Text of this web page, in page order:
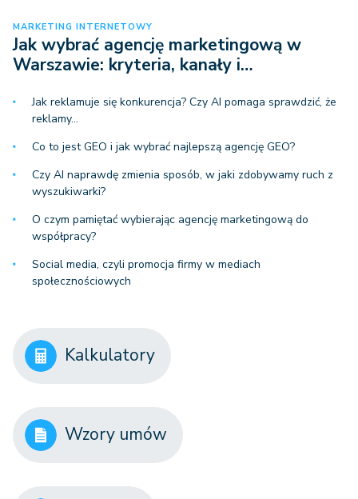
MARKETING INTERNETOWY
Jak wybrać agencję marketingową w
Warszawie: kryteria, kanały i…
Jak reklamuje się konkurencja? Czy AI pomaga sprawdzić, że
reklamy…
Co to jest GEO i jak wybrać najlepszą agencję GEO?
Czy AI naprawdę zmienia sposób, w jaki zdobywamy ruch z
wyszukiwarki?
O czym pamiętać wybierając agencję marketingową do
współpracy?
Social media, czyli promocja firmy w mediach
społecznościowych
Kalkulatory
Wzory umów